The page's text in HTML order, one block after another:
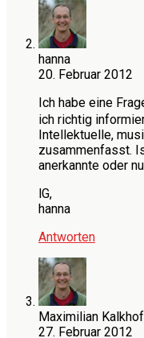
hanna
20. Februar 2012
Ich habe eine
ich richtig
Intellektuelle,
zusammenfasst.
anerkannte oder
lG,
hanna
Antworten
Maximilian Kalkhof
27. Februar 2012